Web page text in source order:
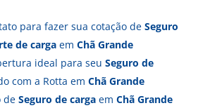
para fazer sua cotação de Seguro
de cargaem Chã Grande
ideal para seu Seguro de
com a Rotta em Chã Grande
de Seguro de cargaem Chã Grande